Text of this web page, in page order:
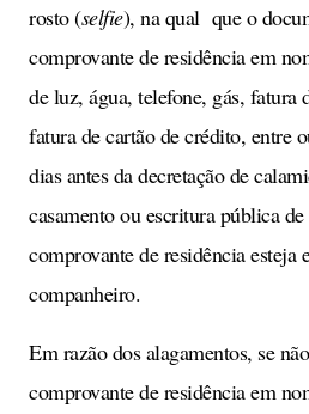
rosto (selfie), na qual que o
comprovante de residência em
de luz, água, telefone, gás, fatura
fatura de cartão de crédito, entre
dias antes da decretação de
casamento ou escritura pública
comprovante de residência esteja
companheiro.
Em razão dos alagamentos, se
comprovante de residência em